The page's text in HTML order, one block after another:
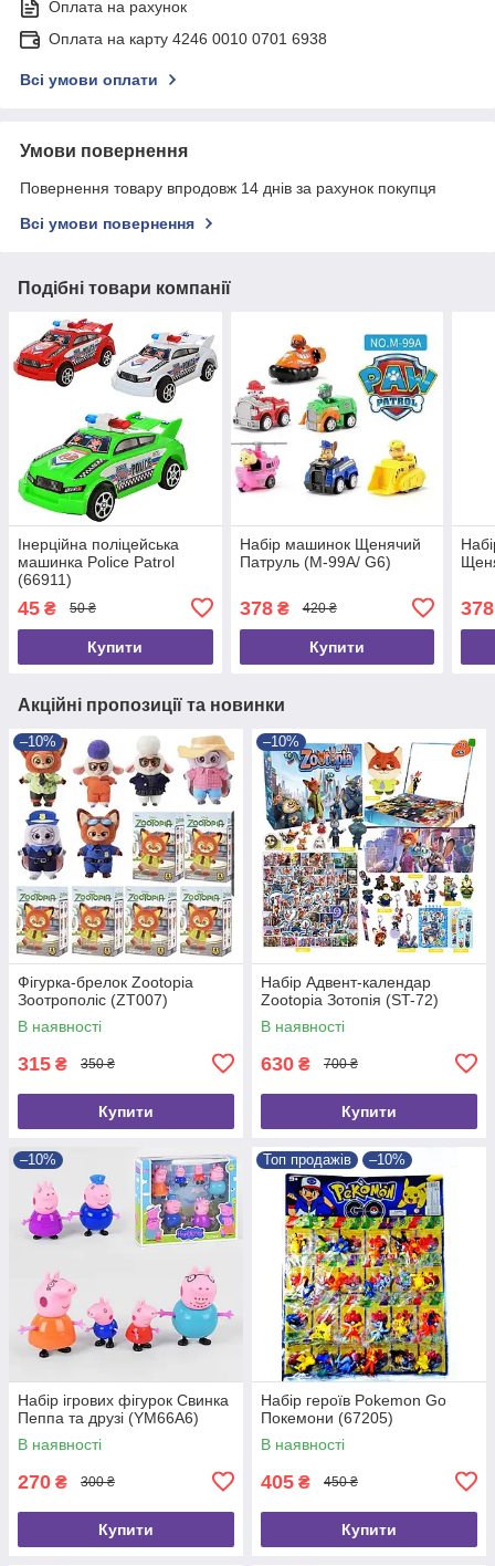
Оплата на рахунок
Оплата на карту 4246 0010 0701 6938
Всі умови оплати
Умови повернення
Повернення товару впродовж 14 днів за рахунок покупця
Всі умови повернення
Подібні товари компанії
Інерційна поліцейська
машинка Police Patrol
(66911)
45 ₴ 50 ₴
Купити
Набір машинок Щенячий
Патруль (M-99A/ G6)
378₴ 420 ₴
Купити
378
Акційні пропозиції та новинки
–10%
Фігурка-брелок Zootopia
Зоотрополіс (ZT007)
В наявності
315 ₴ 350 ₴
Купити
–10%
Набір Адвент-календар
Zootopia Зотопія (ST-72)
В наявності
630 ₴ 700 ₴
Купити
–10%
Набір ігрових фігурок Свинка
Пеппа та друзі (YM66A6)
В наявності
270 ₴ 300 ₴
Купити
Топ продажів –10%
Набір героїв Pokemon Go
Покемони (67205)
В наявності
405 ₴ 450 ₴
Купити